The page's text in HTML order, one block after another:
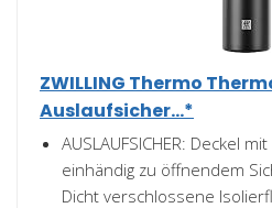
ZWILLING Thermo
Auslaufsicher...*
AUSLAUFSICHER: Deckel
einhändig zu öffnendem
Dicht verschlossene